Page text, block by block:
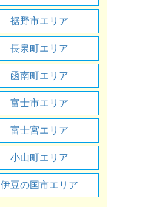
裾野市エリア
長泉町エリア
函南町エリア
富士市エリア
富士宮エリア
小山町エリア
伊豆の国市エリア